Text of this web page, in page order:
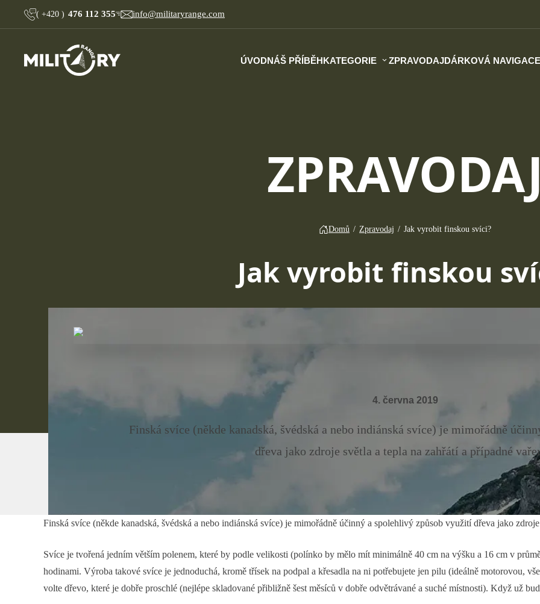
( +420 ) 476 112 355 info@militaryrange.com
ÚVODNÁŠ PŘÍBĚHKATEGORIE ZPRAVODAJDÁRKOVÁ NAVIGACE
ZPRAVODAJ
Domů / Zpravodaj / Jak vyrobit finskou svíci?
Jak vyrobit finskou
4. června 2019
Finská svíce (někde kanadská, švédská a nebo indiánská svíce) je mimořádně
dřeva jako zdroje světla a tepla na zahřátí a případné
Finská svíce (někde kanadská, švédská a nebo indiánská svíce) je mimořádně účinný a spolehlivý způsob využití dřeva jako
Svíce je tvořená jedním větším polenem, které by podle velikosti (polínko by mělo mít minimálně 40 cm na výšku a 16 cm v
hodinami. Výroba takové svíce je jednoduchá, kromě třísek na podpal a křesadla na ni potřebujete jen pilu (ideálně motorovou,
volte dřevo, které je dobře proschlé (nejlépe skladované přibližně šest měsíců v dobře odvětrávané a suché místnosti). Když už